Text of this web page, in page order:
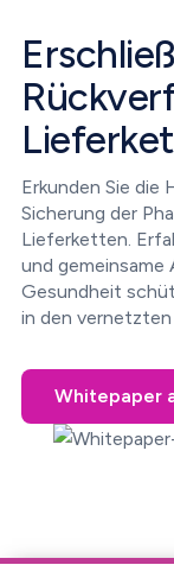
Erkunden Sie die
Sicherung der
Lieferketten.
und
Gesundheit
in den
Whitepaper